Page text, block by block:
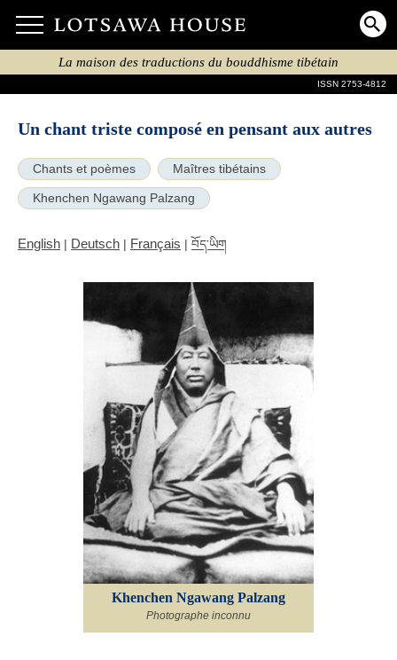
La maison des traductions du bouddhisme tibétain
ISSN 2753-4812
Un chant triste composé en pensant aux autres
Chants et poèmes Maîtres tibétains
Khenchen Ngawang Palzang
English | Deutsch | Français | བོད་ཡིག
Khenchen Ngawang Palzang
Photographe inconnu